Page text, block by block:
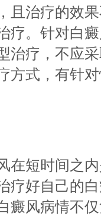
且治疗的效
疗。针对白
治疗，不应
方式，有针
短时间之内
疗好自己的
癜风病情不